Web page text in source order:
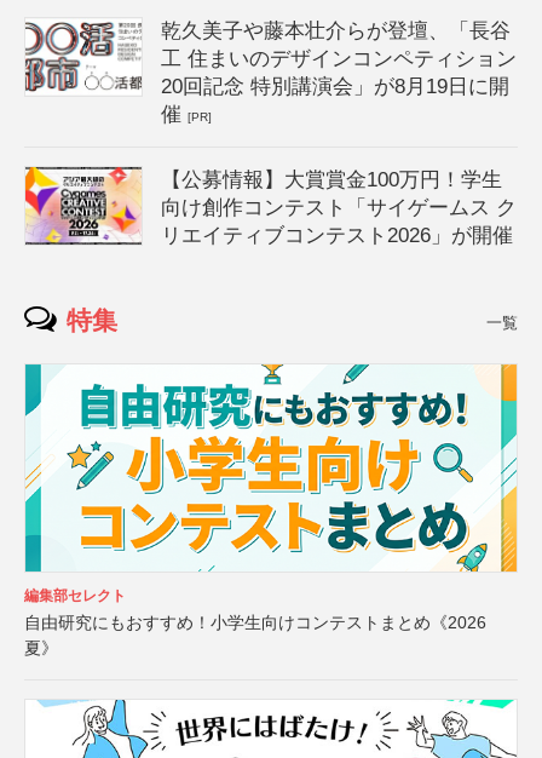
乾久美子や藤本壮介らが登壇、「長谷
工 住まいのデザインコンペティション
20回記念 特別講演会」が8月19日に開
催[PR]
【公募情報】大賞賞金100万円！学生
向け創作コンテスト「サイゲームス ク
リエイティブコンテスト2026」が開催
特集 一覧
編集部セレクト
自由研究にもおすすめ！小学生向けコンテストまとめ《2026
夏》